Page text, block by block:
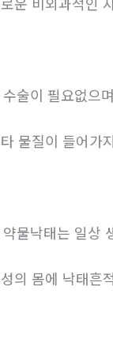
술이 필요없으
물질이 들어가
물낙태는 일상
의 몸에 낙태흔